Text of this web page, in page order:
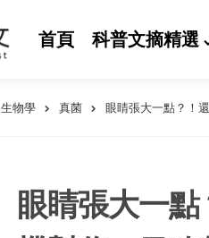
首頁 科普文摘精選
生物學 真菌 眼睛張大一點？！
眼睛張大一